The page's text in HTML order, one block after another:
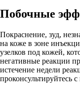
Побочные
Покраснение, зуд,
на коже в зоне
узелков под кожей,
негативные реакции
истечение недели
проконсультируйтесь